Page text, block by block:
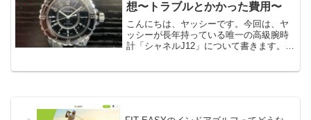
想〜トラブルとかかった費用〜
こんにちは、ヤッシーです。今回は、ヤ
ッシーが長年持っている唯一の高級腕時
計「シャネルJ12」について書きます。こ